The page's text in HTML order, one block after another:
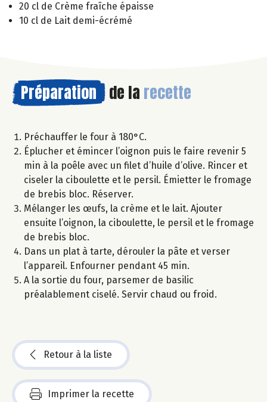
20 cl de Crème fraîche épaisse
10 cl de Lait demi-écrémé
Préparation de la recette
Préchauffer le four à 180°C.
Éplucher et émincer l’oignon puis le faire revenir 5
min à la poêle avec un filet d’huile d’olive. Rincer et
ciseler la ciboulette et le persil. Émietter le fromage
de brebis bloc. Réserver.
Mélanger les œufs, la crème et le lait. Ajouter
ensuite l’oignon, la ciboulette, le persil et le fromage
de brebis bloc.
Dans un plat à tarte, dérouler la pâte et verser
l’appareil. Enfourner pendant 45 min.
A la sortie du four, parsemer de basilic
préalablement ciselé. Servir chaud ou froid.
Retour à la liste
Imprimer la recette